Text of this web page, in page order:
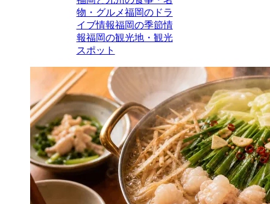
物・グルメ福岡のドラ
イブ情報福岡の季節情
報福岡の観光地・観光
スポット